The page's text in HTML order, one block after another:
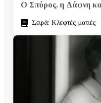
Ο Σπύρος, η Δάφνη
Σειρά: Κλεφτές ματιές